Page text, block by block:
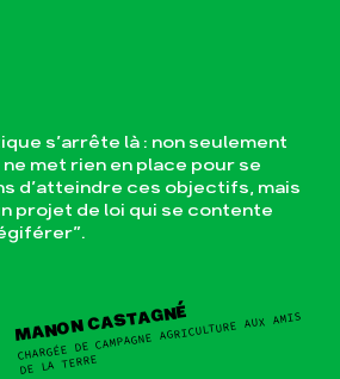
s’arrête là : non seulement
met rien en place pour se
d’atteindre ces objectifs, mais
projet de loi qui se contente
MANON CASTAGNÉ
CHARGÉE DE CAMPAGNE AGRICULTURE AUX AMIS
DE LA TERRE